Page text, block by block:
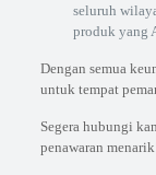
seluruh
produk yang
Dengan semua
untuk tempat
Segera hubungi
penawaran